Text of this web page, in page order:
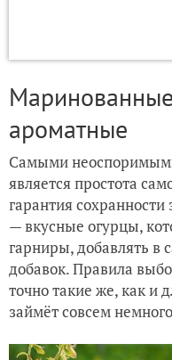
ароматные
Самыми
является простота
гарантия сохранности
— вкусные огурцы,
гарниры, добавлять в
добавок. Правила
точно такие же, как и
займёт совсем